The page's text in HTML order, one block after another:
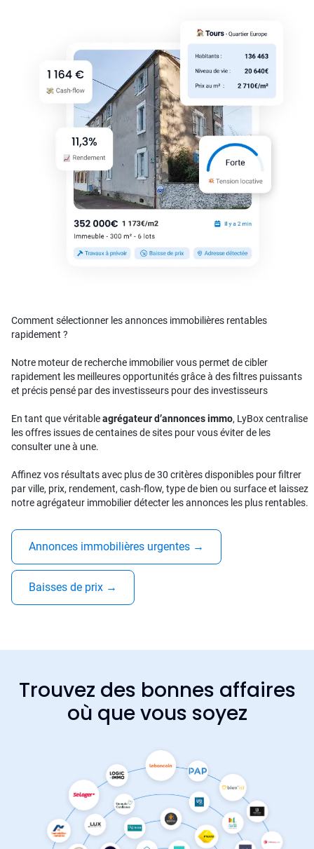
Comment sélectionner les annonces immobilières rentables
rapidement ?
Notre moteur de recherche immobilier vous permet de cibler
rapidement les meilleures opportunités grâce à des filtres puissants
et précis pensé par des investisseurs pour des investisseurs
En tant que véritableagrégateur d’annonces immo, LyBox centralise
les offres issues de centaines de sites pour vous éviter de les
consulter une à une.
Affinez vos résultats avec plus de 30 critères disponibles pour filtrer
par ville, prix, rendement, cash-flow, type de bien ou surface et laissez
notre agrégateur immobilier détecter les annonces les plus rentables.
Annonces immobilières urgentes →
Baisses de prix →
Trouvez des bonnes affaires
où que vous soyez